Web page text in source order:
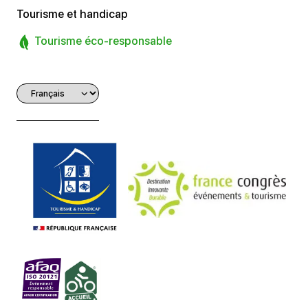
Tourisme et handicap
Tourisme éco-responsable